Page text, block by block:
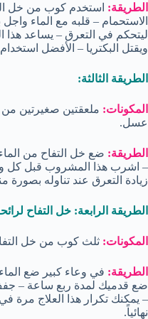
الطريقة: استخدم كوب من خل
الاستحمام – قلبه مع الماء
ليتحكم في التعرق – يساعد
ويقتل البكتريا – الأفضل
الطريقة الثالثة:
المكونات: ملعقتين صغيرتين
عسل.
الطريقة: ضع خل التفاح من
– اشرب هذا المشروب قبل كل
زيادة التعرق عند تناوله بصورة
الطريقة الرابعة: خل التفاح
المكونات: ثلث كوب من خل
الطريقة: في وعاء كبير ضع
ضع قدميك لمدة ربع ساعة –
– يمكنك تكرار هذا العلاج مرة
نهائياً.